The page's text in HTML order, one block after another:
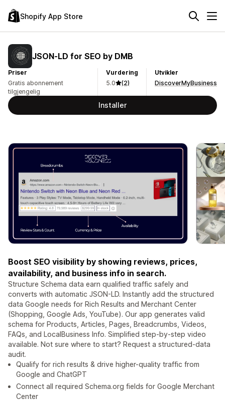
Shopify App Store
JSON‑LD for SEO by DMB
Priser
Gratis abonnement
tilgjengelig
Vurdering
5.0
(2)
Utvikler
DiscoverMyBusiness
Installer
Boost SEO visibility by showing reviews, prices,
availability, and business info in search.
Structure Schema data earn qualified traffic safely and
converts with automatic JSON-LD. Instantly add the structured
data Google needs for Rich Results and Merchant Center
(Shopping, Google Ads, YouTube). Our app generates valid
schema for Products, Articles, Pages, Breadcrumbs, Videos,
FAQs, and LocalBusiness Info. Simplified step-by-step video
available. Not sure where to start? Request a structured-data
audit.
Qualify for rich results & drive higher-quality traffic from
Google and ChatGPT
Connect all required Schema.org fields for Google Merchant
Center